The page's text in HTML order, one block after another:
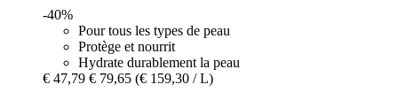
-40%
Pour tous les types de peau
Protège et nourrit
Hydrate durablement la peau
€ 47,79 € 79,65 (€ 159,30 / L)